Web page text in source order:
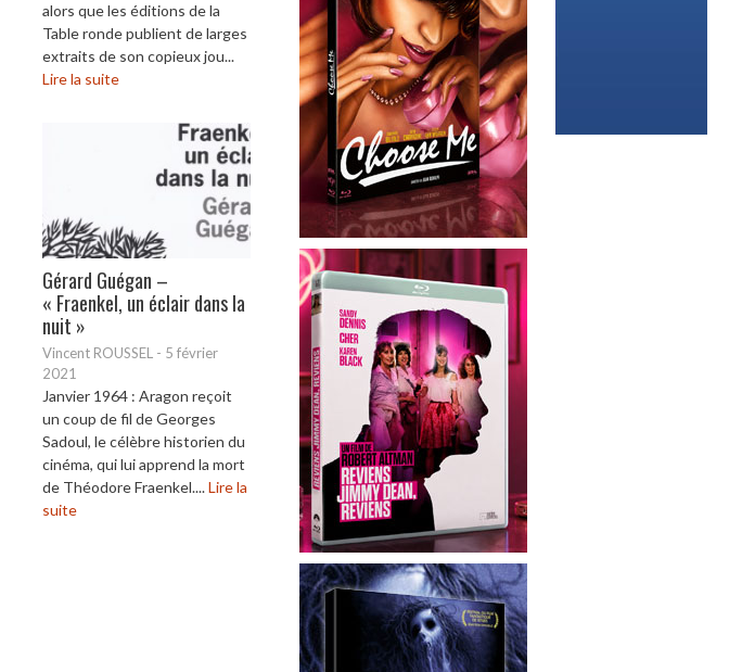
alors que les éditions de la
Table ronde publient de larges
extraits de son copieux jou...
Lire la suite
Gérard Guégan –
« Fraenkel, un éclair dans la
nuit »
Vincent ROUSSEL - 5 février
2021
Janvier 1964 : Aragon reçoit
un coup de fil de Georges
Sadoul, le célèbre historien du
cinéma, qui lui apprend la mort
de Théodore Fraenkel....Lire la
suite